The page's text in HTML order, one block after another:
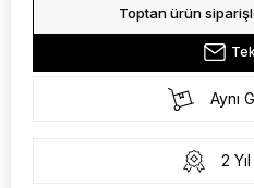
Toptan ürün
Aynı
2